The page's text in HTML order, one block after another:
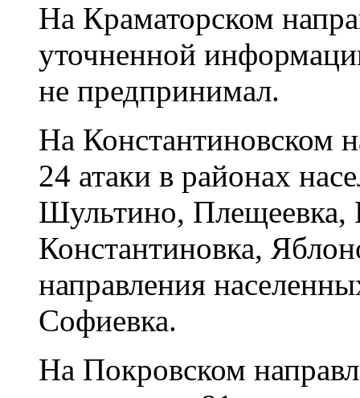
На Краматорском
уточненной
не предпринимал.
На Константиновском
24 атаки в районах
Шультино, Плещеевка,
Константиновка,
направления
Софиевка.
На Покровском